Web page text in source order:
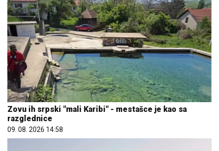
Zovu ih srpski "mali Karibi" - mestašce je kao sa
razglednice
09. 08. 2026 14:58